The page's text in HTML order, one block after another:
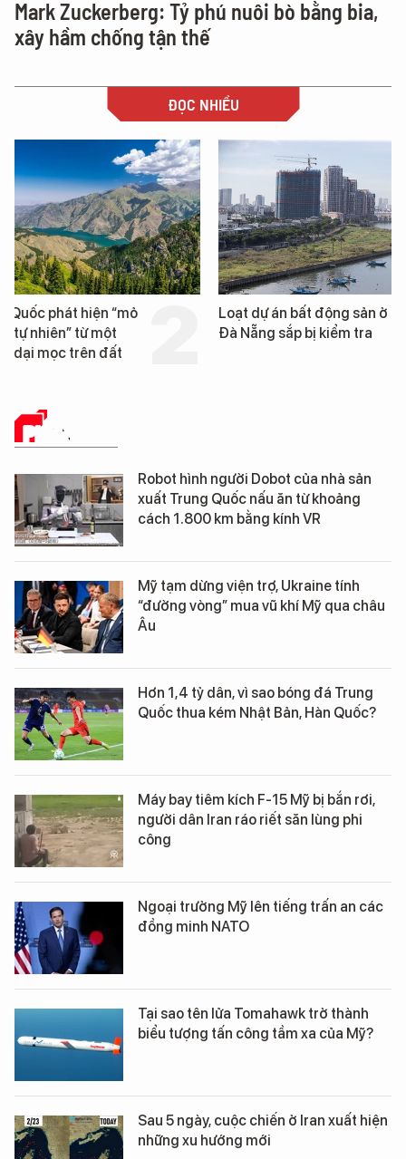
Mark Zuckerberg: Tỷ phú nuôi bò bằng bia,
xây hầm chống tận thế
ĐỌC NHIỀU
Loạt dự án bất động sản ở
Đà Nẵng sắp bị kiểm tra
Nga xây dựng hơn
km "hành lang chống
PHÂN TÍCH
Robot hình người Dobot của nhà sản
xuất Trung Quốc nấu ăn từ khoảng
cách 1.800 km bằng kính VR
Mỹ tạm dừng viện trợ, Ukraine tính
“đường vòng” mua vũ khí Mỹ qua châu
Âu
Hơn 1,4 tỷ dân, vì sao bóng đá Trung
Quốc thua kém Nhật Bản, Hàn Quốc?
Máy bay tiêm kích F-15 Mỹ bị bắn rơi,
người dân Iran ráo riết săn lùng phi
công
Ngoại trưởng Mỹ lên tiếng trấn an các
đồng minh NATO
Tại sao tên lửa Tomahawk trở thành
biểu tượng tấn công tầm xa của Mỹ?
Sau 5 ngày, cuộc chiến ở Iran xuất hiện
những xu hướng mới